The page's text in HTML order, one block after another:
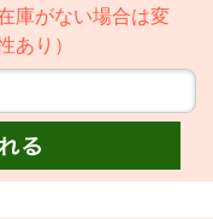
庫がない場合は変
あり）